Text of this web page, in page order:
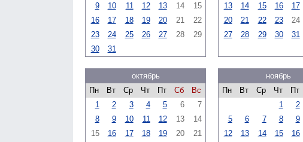
9
10 11 12 13 14
15
16
17 18 19 20 21
22
23
24 25 26 27 28
29
30
31
13
14 15 16 17
20
21 22 23 24
27
28 29 30 31
октябрь
Пн
Вт Ср Чт Пт Сб
Вс
1
2 3 4 5 6
7
8
9 10 11 12 13
14
15
16 17 18 19 20
21
ноябрь
Пн
Вт Ср Чт Пт
1
2
5
6 7 8 9
12
13 14 15 16